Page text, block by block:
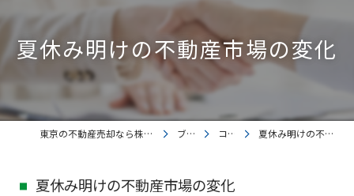
夏休み明けの不動産市場の変化
東京の不動産売却なら株式会社集英都市開発 ブログ コラム 夏休み明けの不動産市場の変化
夏休み明けの不動産市場の変化